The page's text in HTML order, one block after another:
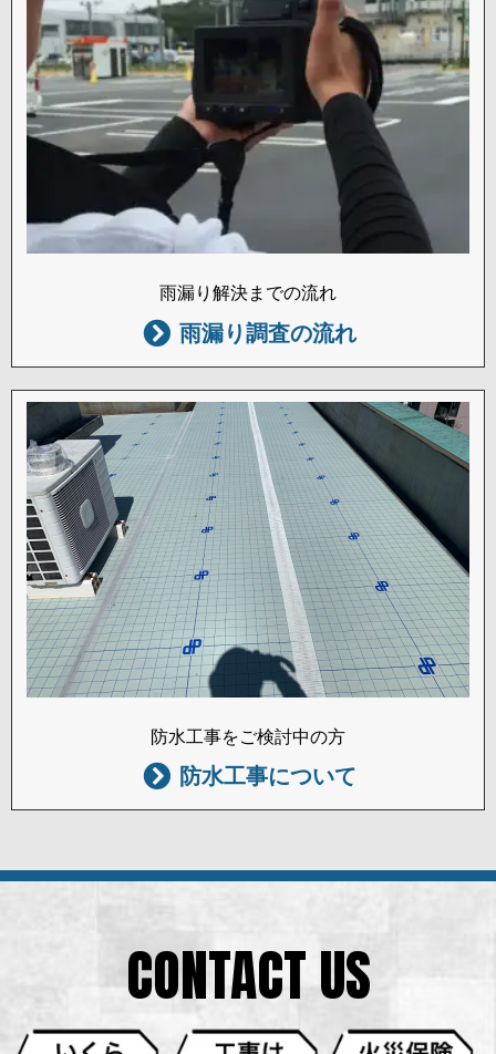
雨漏り解決までの流れ
雨漏り調査の流れ
防水工事をご検討中の方
防水工事について
CONTACT US